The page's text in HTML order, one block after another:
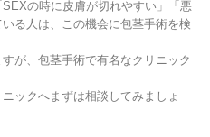
の時に皮膚が切れやすい」「悪
る人は、この機会に包茎手術を検
が、包茎手術で有名なクリニック
ックへまずは相談してみましょ